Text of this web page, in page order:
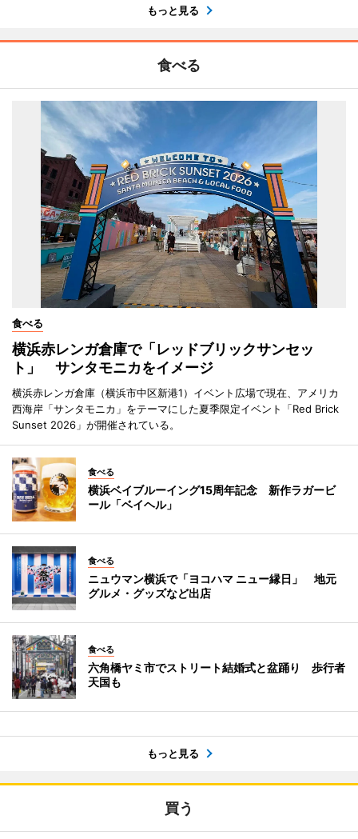
もっと見る
食べる
食べる
横浜赤レンガ倉庫で「レッドブリックサンセッ
ト」 サンタモニカをイメージ
横浜赤レンガ倉庫（横浜市中区新港1）イベント広場で現在、アメリカ
西海岸「サンタモニカ」をテーマにした夏季限定イベント「Red Brick
Sunset 2026」が開催されている。
食べる
横浜ベイブルーイング15周年記念 新作ラガービ
ール「ベイヘル」
食べる
ニュウマン横浜で「ヨコハマ ニュー縁日」 地元
グルメ・グッズなど出店
食べる
六角橋ヤミ市でストリート結婚式と盆踊り 歩行者
天国も
もっと見る
買う